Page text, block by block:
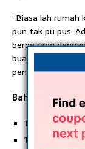
“Biasa lah rumah
pun tak pu pus.
berpe rang
buat onar di tepi
penghalau.”
Bahan-Bahan:
1/3 Cuka makan
1/3 Air